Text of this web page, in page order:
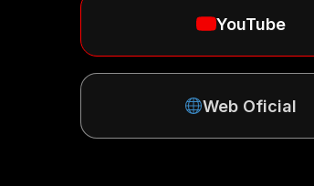
YouTube
Web Oficial